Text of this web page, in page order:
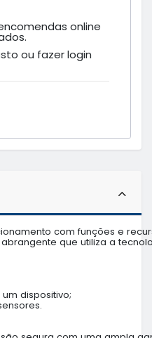
online
ou fazer login
com funções e
que utiliza a
dispositivo;